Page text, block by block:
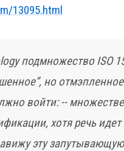
13095.html
подмножество ISO
но
войти: --
хотя речь идет
эту запутывающую